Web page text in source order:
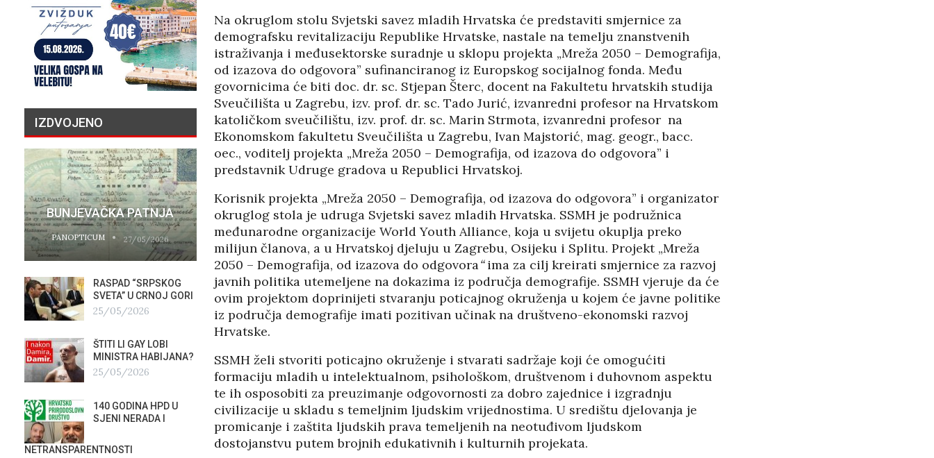
Na okruglom stolu Svjetski savez mladih Hrvatska će predstaviti smjernice za
demografsku revitalizaciju Republike Hrvatske, nastale na temelju znanstvenih
istraživanja i međusektorske suradnje u sklopu projekta „Mreža 2050 – Demografija,
od izazova do odgovora” sufinanciranog iz Europskog socijalnog fonda. Među
govornicima će biti doc. dr. sc. Stjepan Šterc, docent na Fakultetu hrvatskih studija
Sveučilišta u Zagrebu, izv. prof. dr. sc. Tado Jurić, izvanredni profesor na Hrvatskom
katoličkom sveučilištu, izv. prof. dr. sc. Marin Strmota, izvanredni profesor na
Ekonomskom fakultetu Sveučilišta u Zagrebu, Ivan Majstorić, mag. geogr., bacc.
oec., voditelj projekta „Mreža 2050 – Demografija, od izazova do odgovora” i
predstavnik Udruge gradova u Republici Hrvatskoj.
Korisnik projekta „Mreža 2050 – Demografija, od izazova do odgovora” i organizator
okruglog stola je udruga Svjetski savez mladih Hrvatska. SSMH je podružnica
međunarodne organizacije World Youth Alliance, koja u svijetu okuplja preko
milijun članova, a u Hrvatskoj djeluju u Zagrebu, Osijeku i Splitu. Projekt „Mreža
2050 – Demografija, od izazova do odgovora“ima za cilj kreirati smjernice za razvoj
javnih politika utemeljene na dokazima iz područja demografije. SSMH vjeruje da će
ovim projektom doprinijeti stvaranju poticajnog okruženja u kojem će javne politike
iz područja demografije imati pozitivan učinak na društveno-ekonomski razvoj
Hrvatske.
SSMH želi stvoriti poticajno okruženje i stvarati sadržaje koji će omogućiti
formaciju mladih u intelektualnom, psihološkom, društvenom i duhovnom aspektu
te ih osposobiti za preuzimanje odgovornosti za dobro zajednice i izgradnju
civilizacije u skladu s temeljnim ljudskim vrijednostima. U središtu djelovanja je
promicanje i zaštita ljudskih prava temeljenih na neotuđivom ljudskom
dostojanstvu putem brojnih edukativnih i kulturnih projekata.
IZDVOJENO
BUNJEVAČKA PATNJA
PANOPTICUM 27/05/2026
RASPAD “SRPSKOG
SVETA” U CRNOJ GORI
25/05/2026
ŠTITI LI GAY LOBI
MINISTRA HABIJANA?
25/05/2026
140 GODINA HPD U
SJENI NERADA I
NETRANSPARENTNOSTI
PRIČA O NESTALIM
MILIJUNIMA
PANOPTICUM 03/04/2026
GALERIJA FORUM ILI
AGITPROP GALERIJA
04/03/2026
SLUŽBI POLITIKE
16/02/2026
ČIJE SU OGROMNE
ITALIJI?
12/02/2026
HRVATI U VOJVODINI
OSUĐENI NA
ASIMILACIJU
PANOPTICUM 12/01/2026
AKADEMSKE VEZE:
ULOGA KINE U
HRVATSKOJ
07/01/2026
KORIJENI HRVATSKOG
NACIONALIZMA
29/12/2025
ZNANOST U SLUŽBI
FESTIVALA ISTINE
22/12/2025
BUNJEVAČKA PATNJA
PANOPTICUM
RASPAD “SRPSKOG
SVETA” U CRNOJ GORI
25/05/2026
MINISTRA HABIJANA?
25/05/2026
140 GODINA HPD U
SJENI NERADA I